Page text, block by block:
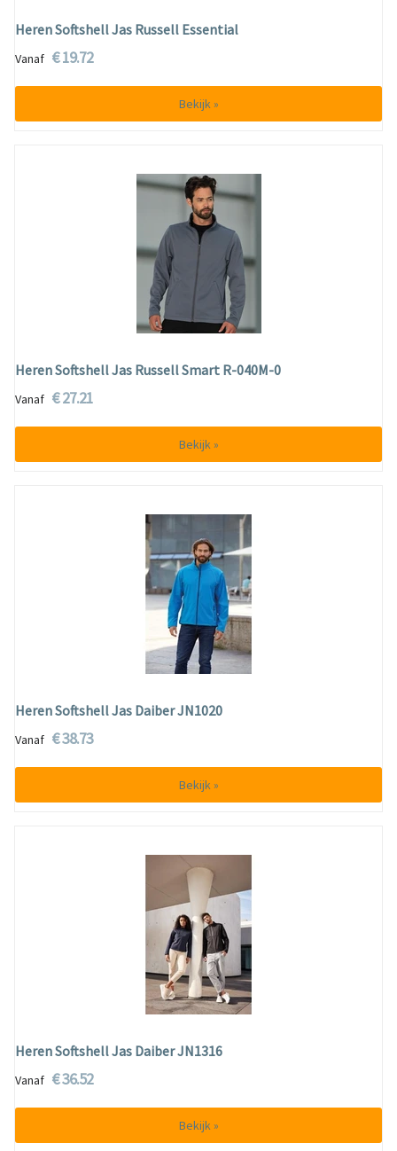
Heren Softshell Jas Russell Essential
Vanaf € 19.72
Bekijk »
Heren Softshell Jas Russell Smart R-040M-0
Vanaf € 27.21
Bekijk »
Heren Softshell Jas Daiber JN1020
Vanaf € 38.73
Bekijk »
Heren Softshell Jas Daiber JN1316
Vanaf € 36.52
Bekijk »